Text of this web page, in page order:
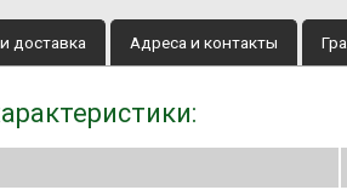
доставка Адреса и контакты